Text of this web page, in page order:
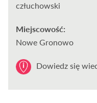
człuchowski
Miejscowość:
Nowe Gronowo
Dowiedz się